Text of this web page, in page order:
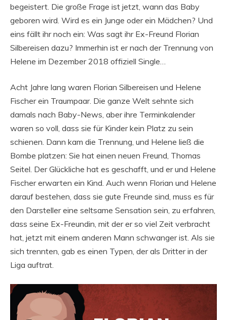
begeistert. Die große Frage ist jetzt, wann das Baby
geboren wird. Wird es ein Junge oder ein Mädchen? Und
eins fällt ihr noch ein: Was sagt ihr Ex-Freund Florian
Silbereisen dazu? Immerhin ist er nach der Trennung von
Helene im Dezember 2018 offiziell Single…
Acht Jahre lang waren Florian Silbereisen und Helene
Fischer ein Traumpaar. Die ganze Welt sehnte sich
damals nach Baby-News, aber ihre Terminkalender
waren so voll, dass sie für Kinder kein Platz zu sein
schienen. Dann kam die Trennung, und Helene ließ die
Bombe platzen: Sie hat einen neuen Freund, Thomas
Seitel. Der Glückliche hat es geschafft, und er und Helene
Fischer erwarten ein Kind. Auch wenn Florian und Helene
darauf bestehen, dass sie gute Freunde sind, muss es für
den Darsteller eine seltsame Sensation sein, zu erfahren,
dass seine Ex-Freundin, mit der er so viel Zeit verbracht
hat, jetzt mit einem anderen Mann schwanger ist. Als sie
sich trennten, gab es einen Typen, der als Dritter in der
Liga auftrat.